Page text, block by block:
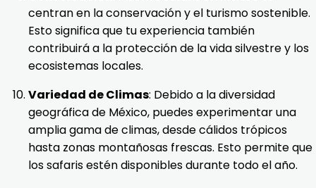
centran en la conservación y el turismo sostenible.
Esto significa que tu experiencia también
contribuirá a la protección de la vida silvestre y los
ecosistemas locales.
Variedad de Climas: Debido a la diversidad
geográfica de México, puedes experimentar una
amplia gama de climas, desde cálidos trópicos
hasta zonas montañosas frescas. Esto permite que
los safaris estén disponibles durante todo el año.